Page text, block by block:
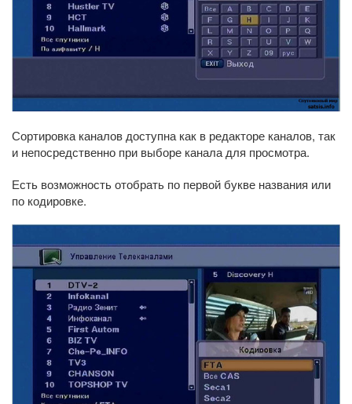
Сортировка каналов доступна как в редакторе каналов, так
и непосредственно при выборе канала для просмотра.
Есть возможность отобрать по первой букве названия или
по кодировке.